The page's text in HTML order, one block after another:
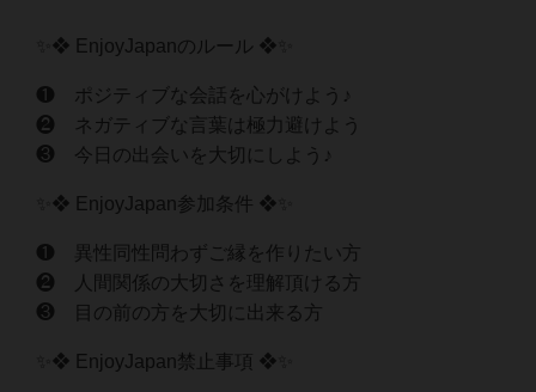
✨❖ EnjoyJapanのルール ❖✨
❶ ポジティブな会話を心がけよう♪
❷ ネガティブな言葉は極力避けよう
❸ 今日の出会いを大切にしよう♪
✨❖ EnjoyJapan参加条件 ❖✨
❶ 異性同性問わずご縁を作りたい方
❷ 人間関係の大切さを理解頂ける方
❸ 目の前の方を大切に出来る方
✨❖ EnjoyJapan禁止事項 ❖✨